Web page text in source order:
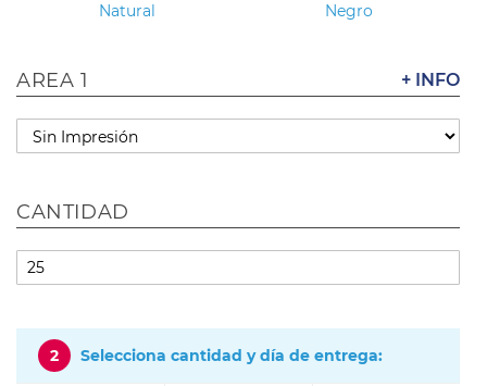
Natural Negro
+ INFO
AREA 1
CANTIDAD
2 Selecciona cantidad y día de entrega: